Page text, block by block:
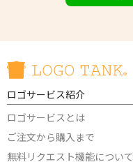
ロゴサービス紹介
ロゴサービスとは
ご注文から購入まで
無料リクエスト機能について